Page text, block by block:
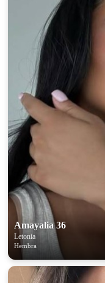
Amayalia 36
Letonia
Hembra